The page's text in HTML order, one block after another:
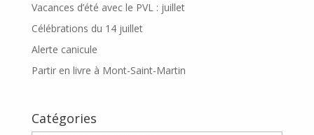
Vacances d’été avec le PVL : juillet
Célébrations du 14 juillet
Alerte canicule
Partir en livre à Mont-Saint-Martin
Catégories